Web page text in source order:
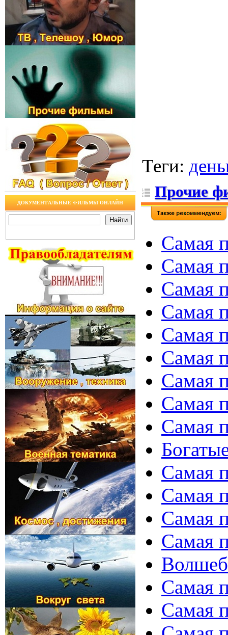
ДОКУМЕНТАЛЬНЫЕ ФИЛЬМЫ ОНЛАЙН
Теги:
Прочие
Самая
Самая
Самая
Самая
Самая
Самая
Самая
Самая
Самая
Самая
Самая
Самая
Самая
Самая
Самая